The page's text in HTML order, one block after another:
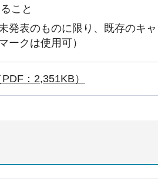
こと
発表のものに限り、既存のキ
ークは使用可）
：2,351KB）